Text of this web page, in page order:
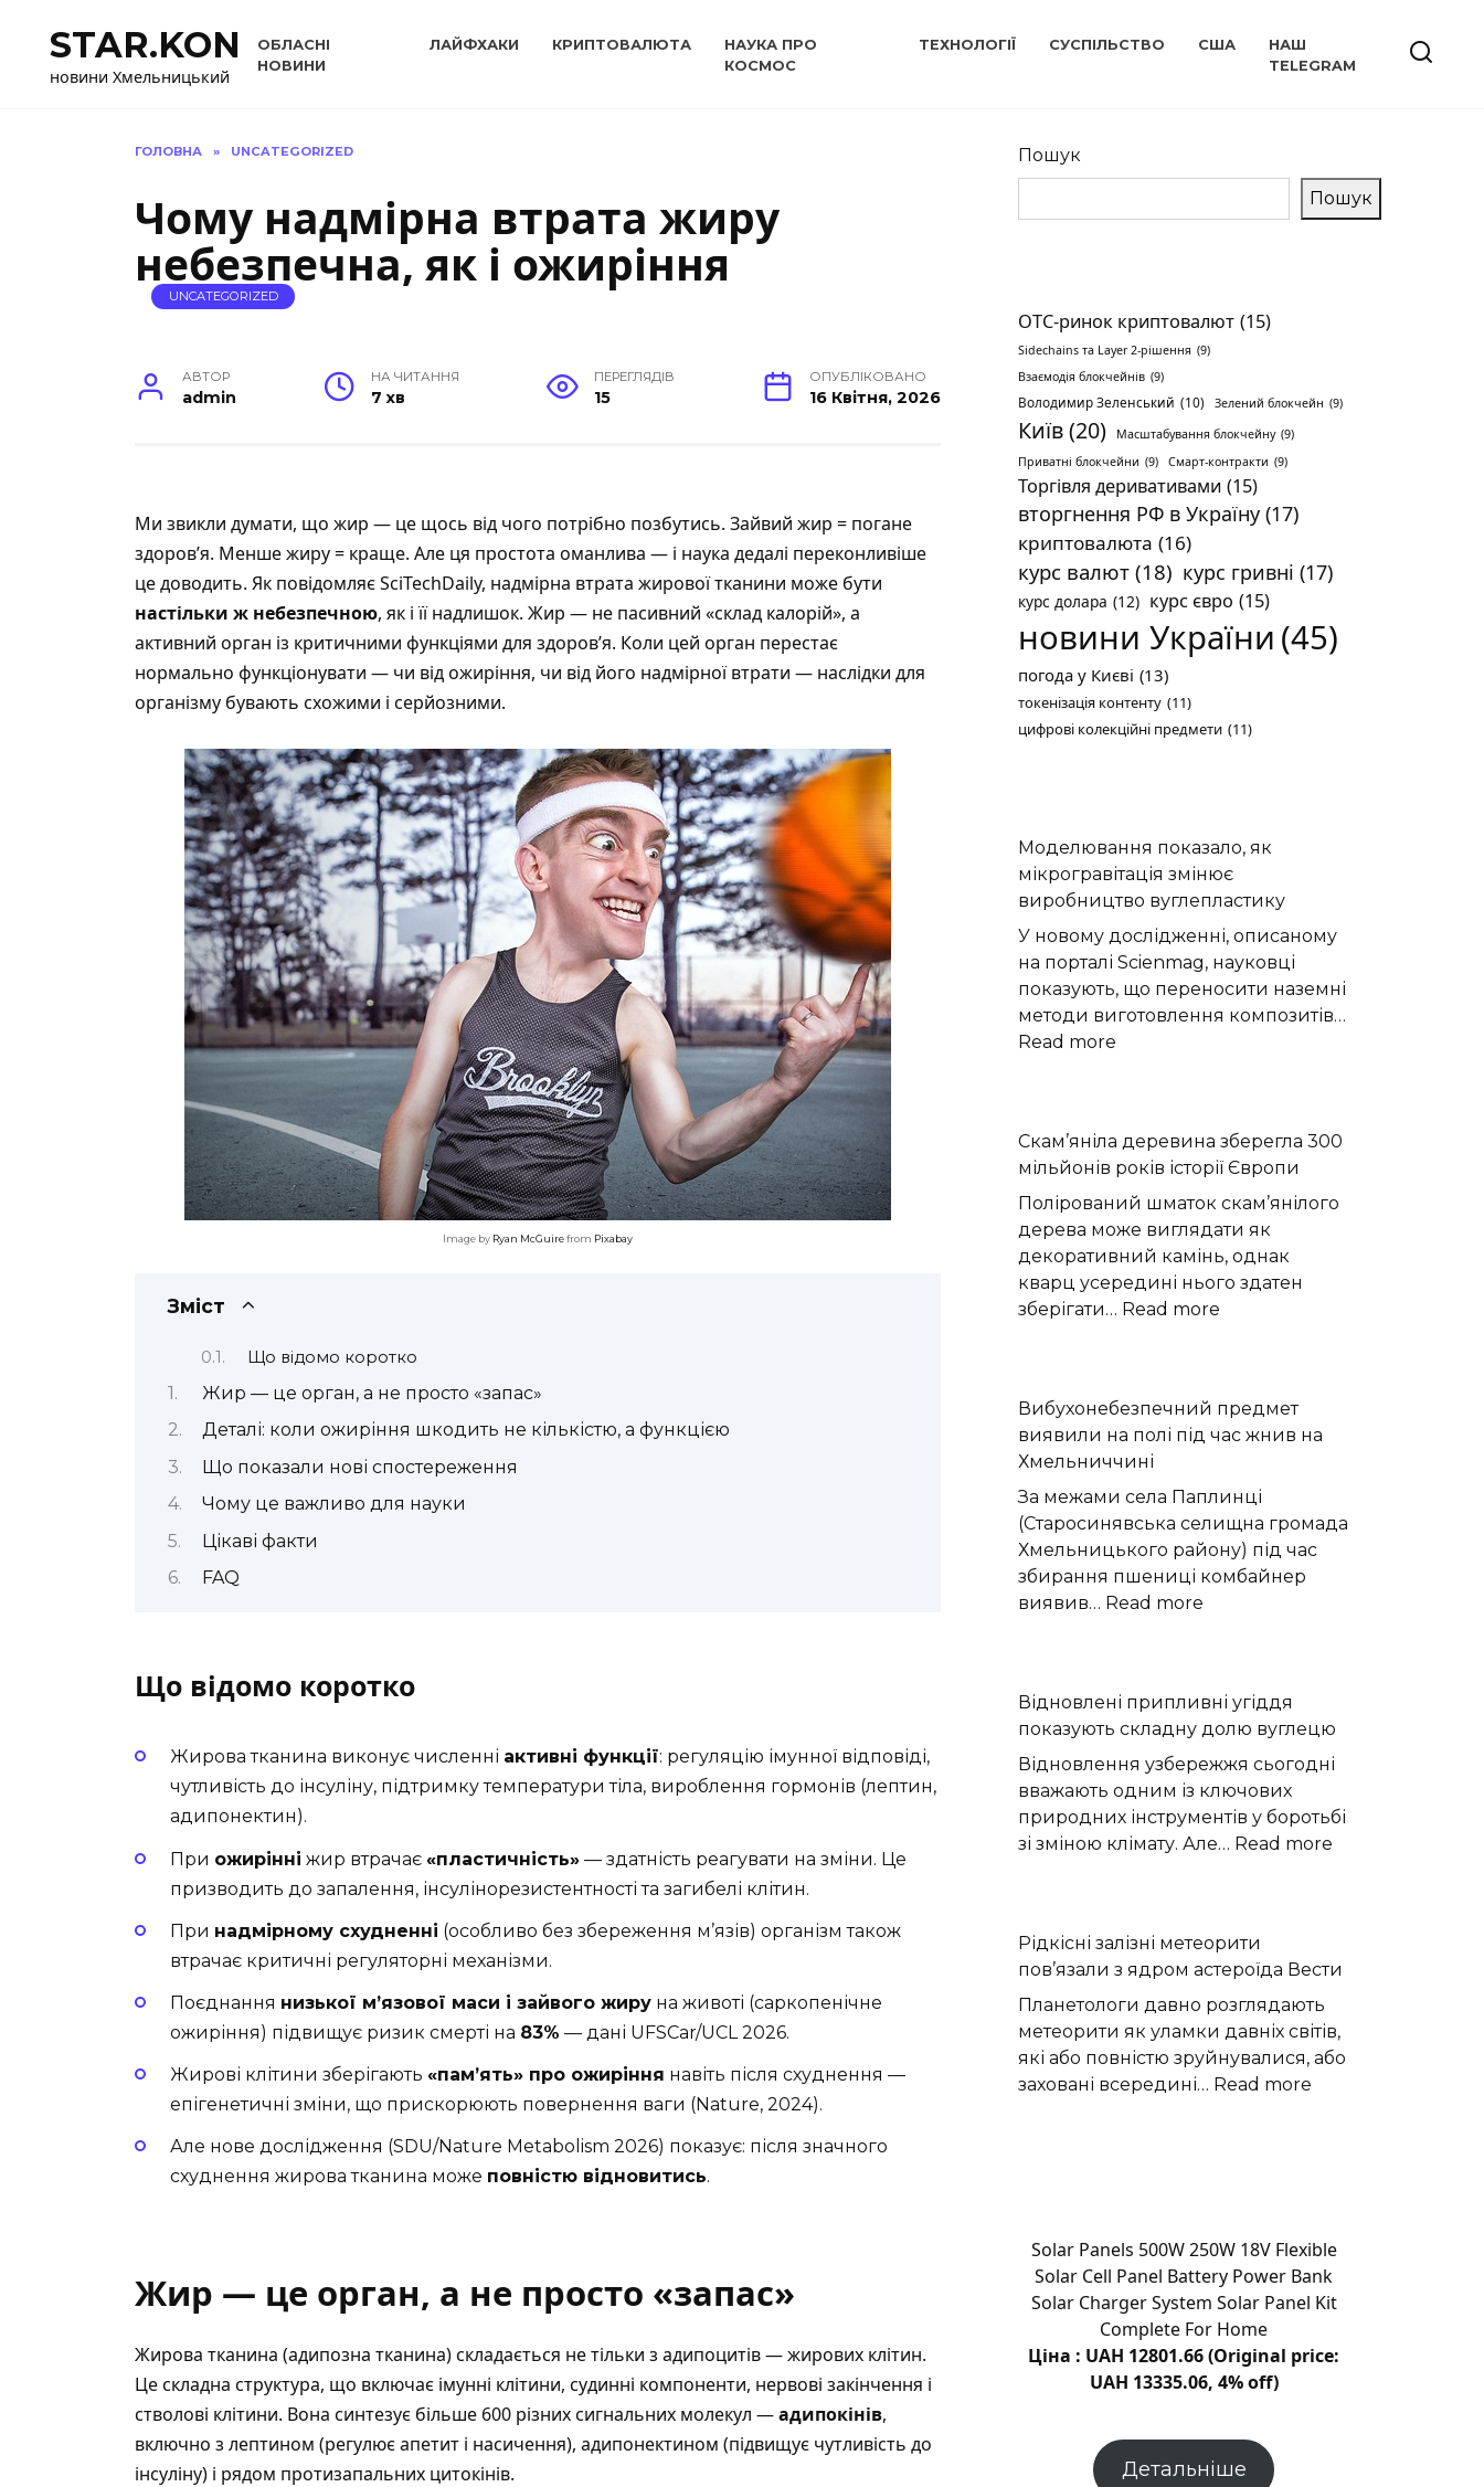
вмістуSTAR.KON
новини Хмельницький
ОБЛАСНІ
НОВИНИ
ЛАЙФХАКИ КРИПТОВАЛЮТА
НАУКА ПРО
КОСМОС
ТЕХНОЛОГІЇ СУСПІЛЬСТВО США
НАШ
TELEGRAM
ГОЛОВНА » UNCATEGORIZED
Чому надмірна втрата жиру
небезпечна, як і ожиріння
UNCATEGORIZED
АВТОР
admin
НА ЧИТАННЯ
7 хв
ПЕРЕГЛЯДІВ
15
ОПУБЛІКОВАНО
16 Квітня, 2026
Ми звикли думати, що жир — це щось від чого потрібно позбутись. Зайвий жир = погане
здоров’я. Менше жиру = краще. Але ця простота оманлива — і наука дедалі переконливіше
це доводить. Як повідомляє SciTechDaily, надмірна втрата жирової тканини може бути
настільки ж небезпечною, як і її надлишок. Жир — не пасивний «склад калорій», а
активний орган із критичними функціями для здоров’я. Коли цей орган перестає
нормально функціонувати — чи від ожиріння, чи від його надмірної втрати — наслідки для
організму бувають схожими і серйозними.
Image by Ryan McGuirefrom Pixabay
Зміст
Що відомо коротко
Жир — це орган, а не просто «запас»
Деталі: коли ожиріння шкодить не кількістю, а функцією
Що показали нові спостереження
Чому це важливо для науки
Цікаві факти
FAQ
Що відомо коротко
Жирова тканина виконує численні активні функції: регуляцію імунної відповіді,
чутливість до інсуліну, підтримку температури тіла, вироблення гормонів (лептин,
адипонектин).
При ожирінні жир втрачає «пластичність» — здатність реагувати на зміни. Це
призводить до запалення, інсулінорезистентності та загибелі клітин.
При надмірному схудненні (особливо без збереження м’язів) організм також
втрачає критичні регуляторні механізми.
Поєднання низької м’язової маси і зайвого жиру на животі (саркопенічне
ожиріння) підвищує ризик смерті на 83% — дані UFSCar/UCL 2026.
Жирові клітини зберігають «пам’ять» про ожиріння навіть після схуднення —
епігенетичні зміни, що прискорюють повернення ваги (Nature, 2024).
Але нове дослідження (SDU/Nature Metabolism 2026) показує: після значного
схуднення жирова тканина може повністю відновитись.
Жир — це орган, а не просто «запас»
Жирова тканина (адипозна тканина) складається не тільки з адипоцитів — жирових клітин.
Це складна структура, що включає імунні клітини, судинні компоненти, нервові закінчення і
стволові клітини. Вона синтезує більше 600 різних сигнальних молекул —адипокінів,
включно з лептином (регулює апетит і насичення), адипонектином (підвищує чутливість до
інсуліну) і рядом протизапальних цитокінів.
Пошук
Пошук
OTC-ринок криптовалют (15)
Sidechains та Layer 2-рішення (9)
Взаємодія блокчейнів (9)
Володимир Зеленський (10) Зелений блокчейн (9)
Київ(20) Масштабування блокчейну (9)
Приватні блокчейни (9) Смарт-контракти (9)
Торгівля деривативами (15)
вторгнення РФ в Україну (17)
криптовалюта (16)
курс валют (18) курс гривні (17)
курс долара (12) курс євро (15)
новини України (45)
погода у Києві (13)
токенізація контенту (11)
цифрові колекційні предмети (11)
Моделювання показало, як
мікрогравітація змінює
виробництво вуглепластику
У новому дослідженні, описаному
на порталі Scienmag, науковці
показують, що переносити наземні
методи виготовлення композитів…
Read more
мікрогравітація
змінює
виробництво
вуглепластику
Скам’яніла деревина зберегла 300
мільйонів років історії Європи
Полірований шматок скам’янілого
дерева може виглядати як
декоративний камінь, однак
кварц усередині нього здатен
зберігати… Read more
300
мільйонів
історії
Європи
Вибухонебезпечний предмет
виявили на полі під час жнив на
Хмельниччині
За межами села Паплинці
(Старосинявська селищна громада
Хмельницького району) під час
збирання пшениці комбайнер
виявив… Read more
на
полі
під
час
жнив
на
Відновлені припливні угіддя
показують складну долю вуглецю
Відновлення узбережжя сьогодні
вважають одним із ключових
природних інструментів у боротьбі
зі зміною клімату. Але… Read more
складну
вуглецю
Рідкісні залізні метеорити
пов’язали з ядром астероїда Вести
Планетологи давно розглядають
метеорити як уламки давніх світів,
які або повністю зруйнувалися, або
заховані всередині… Read more
ядром
астероїда
Вести
Solar Panels 500W 250W 18V Flexible
Solar Cell Panel Battery Power Bank
Solar Charger System Solar Panel Kit
Complete For Home
Ціна : UAH 12801.66 (Original price:
UAH 13335.06, 4% off)
Детальніше